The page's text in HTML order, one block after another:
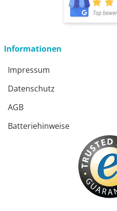
Informationen
Impressum
Datenschutz
AGB
Batteriehinweise